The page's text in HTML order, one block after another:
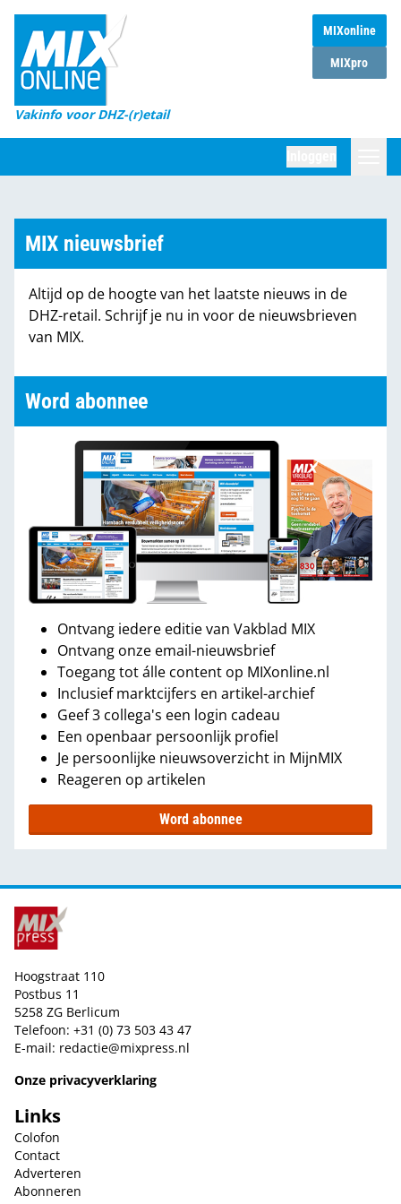
MIXonline
MIXpro
Vakinfo voor DHZ-(r)etail
Home
Magazines
DHZ Sessie
Marktcijfers
Partners
MIX nieuwsbrief
Altijd op de hoogte van het laatste nieuws in de
DHZ-retail. Schrijf je nu in voor de nieuwsbrieven
van MIX.
Word abonnee
Ontvang iedere editie van Vakblad MIX
Ontvang onze email-nieuwsbrief
Toegang tot álle content op MIXonline.nl
Inclusief marktcijfers en artikel-archief
Geef 3 collega's een login cadeau
Een openbaar persoonlijk profiel
Je persoonlijke nieuwsoverzicht in MijnMIX
Reageren op artikelen
Word abonnee
Hoogstraat 110
Postbus 11
5258 ZG Berlicum
Telefoon: +31 (0) 73 503 43 47
E-mail: redactie@mixpress.nl
Onze privacyverklaring
Links
Colofon
Contact
Adverteren
Abonneren